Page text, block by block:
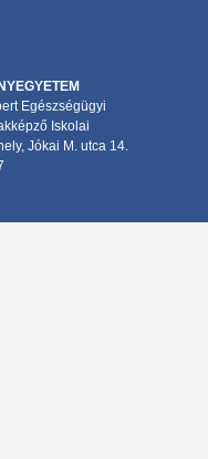
Egészségügyi
Iskolai
Jókai M. utca 14.